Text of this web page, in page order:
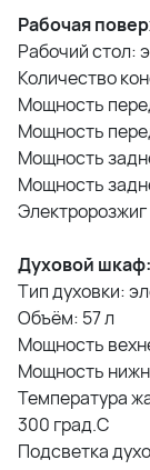
Рабочая
Рабочий стол:
Количество
Мощность
Мощность
Мощность
Мощность
Электророзжиг
Духовой шкаф:
Тип духовки:
Объём: 57 л
Мощность
Мощность
Температура
300 град.С
Подсветка